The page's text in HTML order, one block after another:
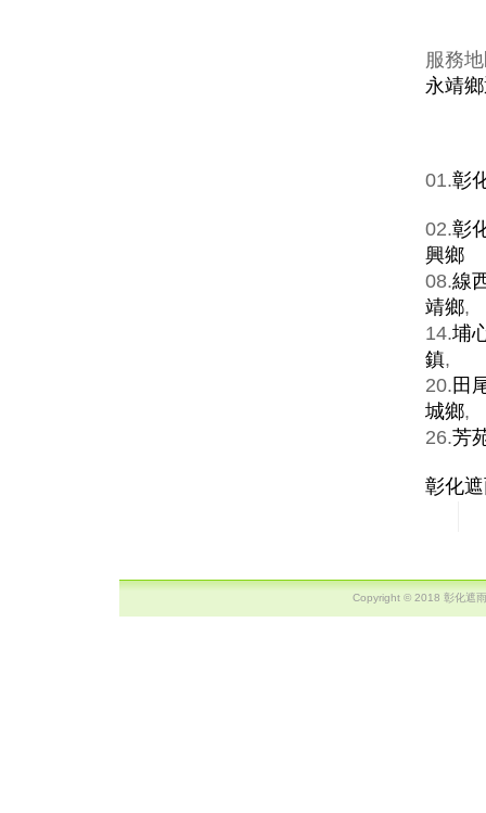
服務
永靖
01.彰
02.彰
興鄉
08.線
靖鄉,
14.埔
鎮,
20. 田
城鄉,
26.芳
彰化
Copyright © 2018 彰化遮